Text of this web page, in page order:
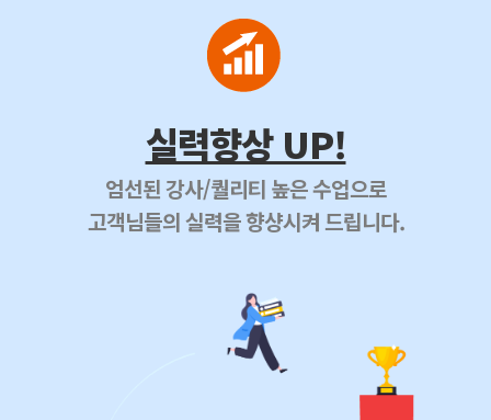
실력향상 UP!
엄선된 강사/퀄리티 높은 수업으로
고객님들의 실력을 향샹시켜 드립니다.